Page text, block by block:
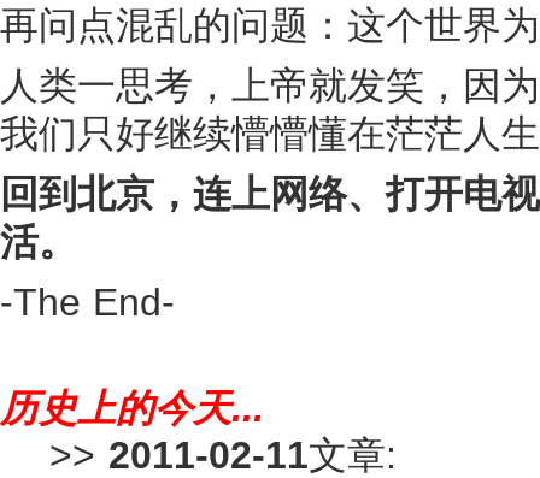
再问点混乱的问题：这个世界
人类一思考，上帝就发笑，因
我们只好继续懵懵懂在茫茫人
回到北京，连上网络、打开电
活。
-The End-
历史上的今天...
>> 2011-02-11文章: